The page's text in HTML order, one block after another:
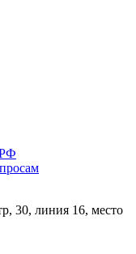
30, линия 16, место